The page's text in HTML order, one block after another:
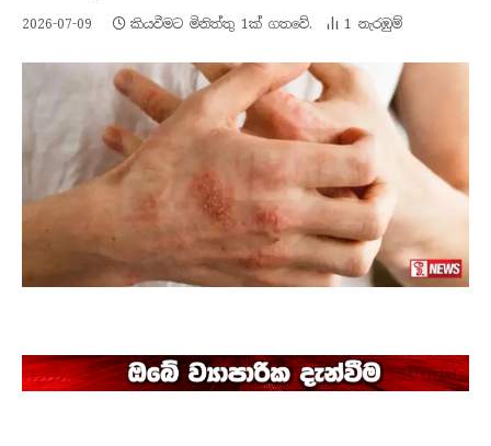
2026-07-09 කියවීමට මිනිත්තු 1ක් ගතවේ. 1 නැරඹු​ම්